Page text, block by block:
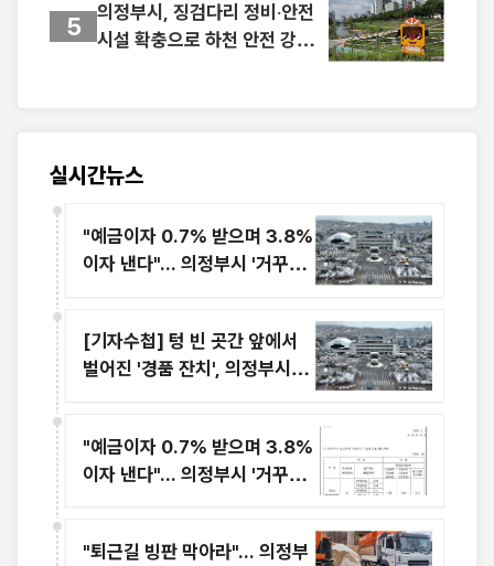
5
의정부시, 징검다리 정비‧안전
시설 확충으로 하천 안전 강화
실시간뉴스
"예금이자 0.7% 받으며 3.8%
이자 낸다"... 의정부시 '거꾸로
[기자수첩] 텅 빈 곳간 앞에서
벌어진 '경품 잔치', 의정부시장
"예금이자 0.7% 받으며 3.8%
이자 낸다"... 의정부시 '거꾸로
"퇴근길 빙판 막아라"... 의정부